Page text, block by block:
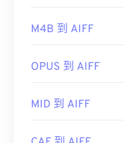
M4B 到 AIFF
OPUS 到 AIFF
MID 到 AIFF